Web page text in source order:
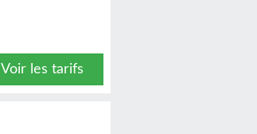
Voir les tarifs